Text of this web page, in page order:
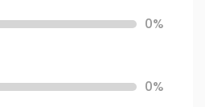
0%
0%